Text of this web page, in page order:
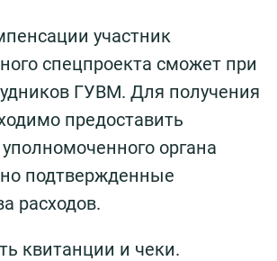
участник
спецпроекта сможет при
ГУВМ. Для получения
предоставить
органа
подтвержденные
расходов.
квитанции и чеки.